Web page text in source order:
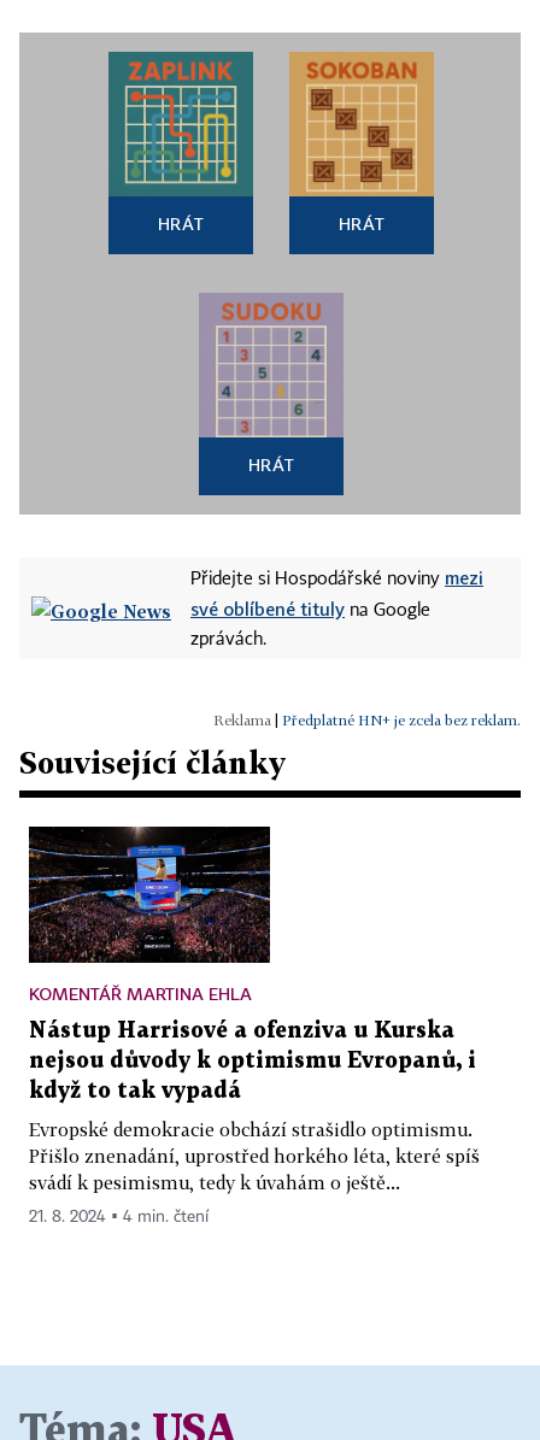
HRÁT HRÁT
HRÁT
Přidejte si Hospodářské noviny mezi
své oblíbené tituly na Google
zprávách.
Předplatné HN+ je zcela bez reklam.
Související články
KOMENTÁŘ MARTINA EHLA
Nástup Harrisové a ofenziva u Kurska
nejsou důvody k optimismu Evropanů, i
když to tak vypadá
Evropské demokracie obchází strašidlo optimismu.
Přišlo znenadání, uprostřed horkého léta, které spíš
svádí k pesimismu, tedy k úvahám o ještě...
21. 8. 2024 ▪ 4 min. čtení
Téma: USA